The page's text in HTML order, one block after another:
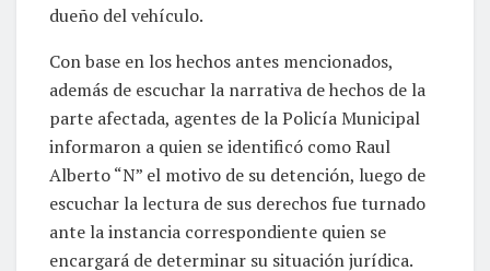
dueño del vehículo.
Con base en los hechos antes mencionados,
además de escuchar la narrativa de hechos de la
parte afectada, agentes de la Policía Municipal
informaron a quien se identificó como Raul
Alberto “N” el motivo de su detención, luego de
escuchar la lectura de sus derechos fue turnado
ante la instancia correspondiente quien se
encargará de determinar su situación jurídica.